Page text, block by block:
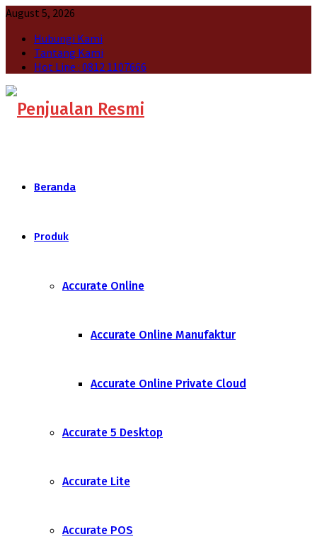
August 5, 2026
Hubungi Kami
Tantang Kami
Hot Line : 0812 1107666
Beranda
Produk
Accurate Online
Accurate Online Manufaktur
Accurate Online Private Cloud
Accurate 5 Desktop
Accurate Lite
Accurate POS